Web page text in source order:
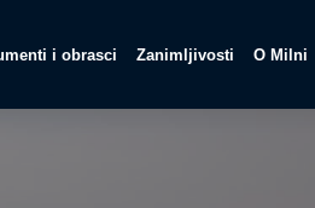
i obrasci Zanimljivosti O Milni